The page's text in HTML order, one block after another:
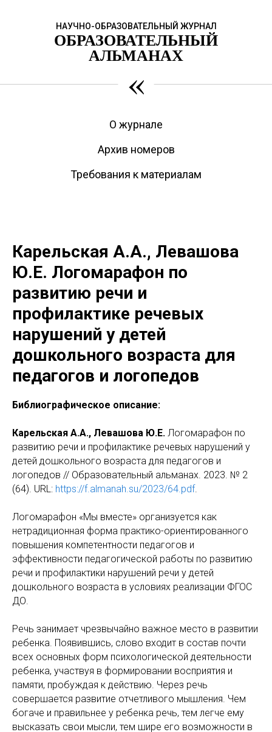
НАУЧНО-ОБРАЗОВАТЕЛЬНЫЙ ЖУРНАЛ
ОБРАЗОВАТЕЛЬНЫЙ
АЛЬМАНАХ
«
О журнале
Архив номеров
Требования к материалам
Карельская А.А., Левашова
Ю.Е. Логомарафон по
развитию речи и
профилактике речевых
нарушений у детей
дошкольного возраста для
педагогов и логопедов
Библиографическое описание:
Карельская А.А., Левашова Ю.Е. Логомарафон по
развитию речи и профилактике речевых нарушений у
детей дошкольного возраста для педагогов и
логопедов // Образовательный альманах. 2023. № 2
(64). URL: https://f.almanah.su/2023/64.pdf.
Логомарафон «Мы вместе» организуется как
нетрадиционная форма практико-ориентированного
повышения компетентности педагогов и
эффективности педагогической работы по развитию
речи и профилактики нарушений речи у детей
дошкольного возраста в условиях реализации ФГОС
ДО.
Речь занимает чрезвычайно важное место в развитии
ребенка. Появившись, слово входит в состав почти
всех основных форм психологической деятельности
ребенка, участвуя в формировании восприятия и
памяти, пробуждая к действию. Через речь
совершается развитие отчетливого мышления. Чем
богаче и правильнее у ребенка речь, тем легче ему
высказать свои мысли, тем шире его возможности в